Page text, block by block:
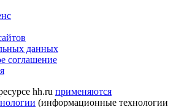
данных
соглашение
hh.ru применяются
(информационные технологии